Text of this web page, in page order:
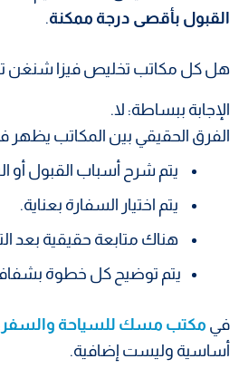
القبول بأقصى درجة ممكنة.
هل كل مكاتب تخليص فيزا شنغن
الإجابة ببساطة: لا.
الفرق الحقيقي بين المكاتب يظهر
يتم شرح أسباب القبول أو
يتم اختيار السفارة بعناية.
هناك متابعة حقيقية بعد
يتم توضيح كل خطوة
في مكتب مسك للسياحة والسفر
أساسية وليست إضافية.